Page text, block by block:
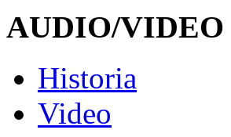
AUDIO/VIDEO
Historia
Video